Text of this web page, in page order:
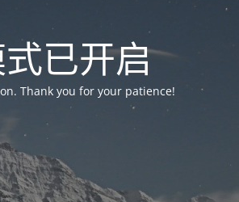
已开启
Thank you for your patience!